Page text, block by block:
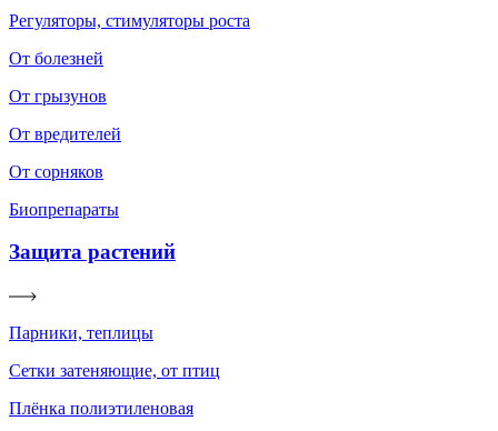
Регуляторы, стимуляторы роста
От болезней
От грызунов
От вредителей
От сорняков
Биопрепараты
Защита растений
Парники, теплицы
Сетки затеняющие, от птиц
Плёнка полиэтиленовая